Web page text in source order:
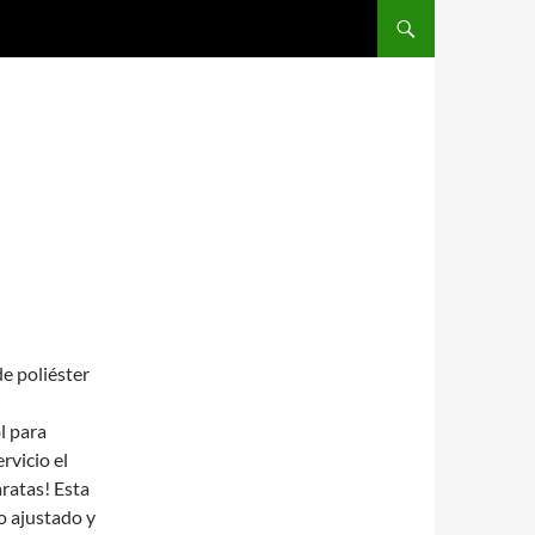
poliéster
para
el
Esta
ajustado y